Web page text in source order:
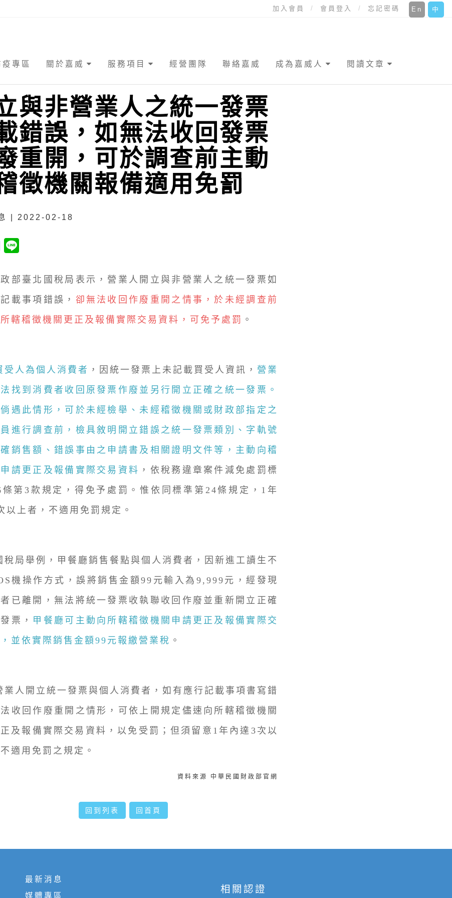
中
En
加入會員 會員登入 忘記密碼
專區 關於嘉威 服務項目 經營團隊 聯絡嘉威 成為嘉威人 閱讀文章
與非營業人之統一發票
錯誤，如無法收回發票
重開，可於調查前主動
徵機關報備適用免罰
| 2022-02-18
部臺北國稅局表示，營業人開立與非營業人之統一發票如
載事項錯誤， 卻無法收回作廢重開之情事，於未經調查前
轄稽徵機關更正及報備實際交易資料，可免予處罰 。
受人為個人消費者 ，因統一發票上未記載買受人資訊， 營業
找到消費者收回原發票作廢並另行開立正確之統一發票。
遇此情形，可於未經檢舉、未經稽徵機關或財政部指定之
進行調查前，檢具敘明開立錯誤之統一發票類別、字軌號
銷售額、錯誤事由之申請書及相關證明文件等，主動向稽
請更正及報備實際交易資料 ，依稅務違章案件減免處罰標
條第3款規定，得免予處罰。惟依同標準第24條規定，1年
以上者，不適用免罰規定。
舉例，甲餐廳銷售餐點與個人消費者，因新進工讀生不
機操作方式，誤將銷售金額99元輸入為9,999元，經發現
已離開，無法將統一發票收執聯收回作廢並重新開立正確
票， 甲餐廳可主動向所轄稽徵機關申請更正及報備實際交
並依實際銷售金額99元報繳營業稅 。
開立統一發票與個人消費者，如有應行記載事項書寫錯
收回作廢重開之情形，可依上開規定儘速向所轄稽徵機關
及報備實際交易資料，以免受罰；但須留意1年內達3次以
適用免罰之規定。
資料來源 中華民國財政部官網
回到列表 回首頁
最新消息
媒體專區
相關認證